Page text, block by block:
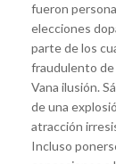
fueron
elecciones
parte de los
fraudulento de
Vana ilusión.
de una
atracción
Incluso